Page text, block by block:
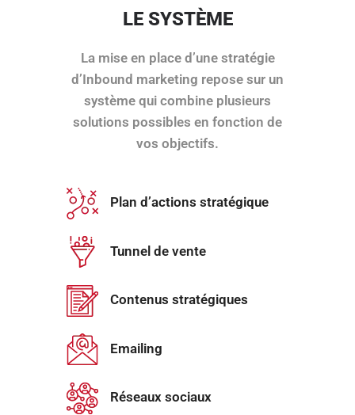
LE SYSTÈME
La mise en place d’une stratégie
d’Inbound marketing repose sur un
système qui combine plusieurs
solutions possibles en fonction de
vos objectifs.
Plan d’actions stratégique
Tunnel de vente
Contenus stratégiques
Emailing
Réseaux sociaux